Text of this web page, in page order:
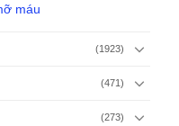
máu
(1923)
(471)
(273)